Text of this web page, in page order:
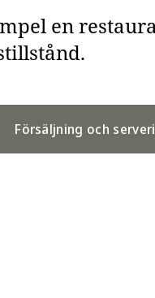
en
Försäljning och